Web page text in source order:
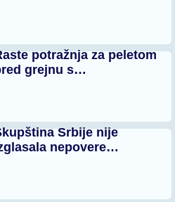
potražnja za peletom
grejnu s…
Srbije nije
nepovere…